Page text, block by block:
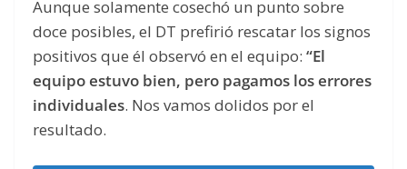
Aunque solamente cosechó un punto sobre
doce posibles, el DT prefirió rescatar los signos
positivos que él observó en el equipo: “El
equipo estuvo bien, pero pagamos los errores
individuales. Nos vamos dolidos por el
resultado.